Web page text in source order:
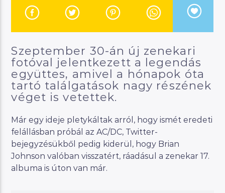
Manna FM
Szeptember 30-án új zenekari
fotóval jelentkezett a legendás
együttes, amivel a hónapok óta
tartó találgatások nagy részének
véget is vetettek.
Már egy ideje pletykáltak arról, hogy ismét eredeti
felállásban próbál az AC/DC, Twitter-
bejegyzésükből pedig kiderül, hogy Brian
Johnson valóban visszatért, ráadásul a zenekar 17.
albuma is úton van már.